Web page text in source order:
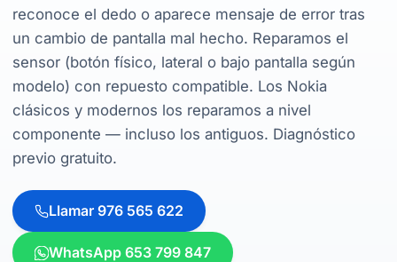
reconoce el dedo o aparece mensaje de error tras
un cambio de pantalla mal hecho. Reparamos el
sensor (botón físico, lateral o bajo pantalla según
modelo) con repuesto compatible. Los Nokia
clásicos y modernos los reparamos a nivel
componente — incluso los antiguos. Diagnóstico
previo gratuito.
Llamar 976 565 622
WhatsApp 653 799 847